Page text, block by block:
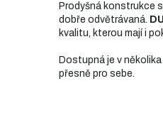
Prodyšná konstrukce
dobře odvětrávaná.
kvalitu, kterou mají i
Dostupná je v
přesně pro sebe.